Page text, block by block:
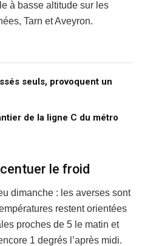
à basse altitude sur les
Tarn et Aveyron.
seuls, provoquent un
de la ligne C du métro
le froid
dimanche : les averses sont
restent orientées
proches de 5 le matin et
1 degrés l’après midi.